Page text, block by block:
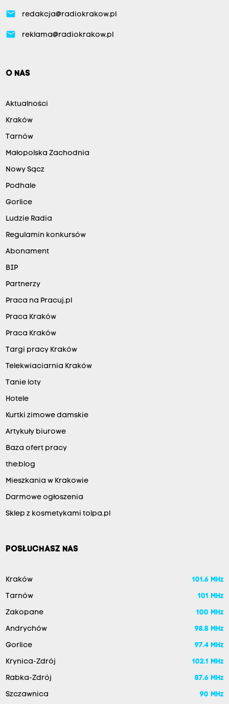
email redakcja@radiokrakow.pl
email reklama@radiokrakow.pl
O NAS
Aktualności
Kraków
Tarnów
Małopolska Zachodnia
Nowy Sącz
Podhale
Gorlice
Ludzie Radia
Regulamin konkursów
Abonament
BIP
Partnerzy
Praca na Pracuj.pl
Praca Kraków
Praca Kraków
Targi pracy Kraków
Telekwiaciarnia Kraków
Tanie loty
Hotele
Kurtki zimowe damskie
Artykuły biurowe
Baza ofert pracy
the:blog
Mieszkania w Krakowie
Darmowe ogłoszenia
Sklep z kosmetykami tolpa.pl
POSŁUCHASZ NAS
Kraków 101.6 MHz
Tarnów 101 MHz
Zakopane 100 MHz
Andrychów 98.8 MHz
Gorlice 97.4 MHz
Krynica-Zdrój 102.1 MHz
Rabka-Zdrój 87.6 MHz
Szczawnica 90 MHz